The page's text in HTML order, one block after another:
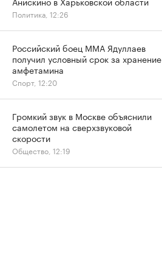
Политика, 12:26
Российский боец ММА Ядуллаев
получил условный срок за хранение
амфетамина
Спорт, 12:20
Громкий звук в Москве объяснили
самолетом на сверхзвуковой
скорости
Общество, 12:19